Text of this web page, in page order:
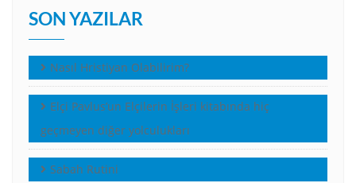
SON YAZILAR
Nasıl Hristiyan Olabilirim?
Elçi Pavlus’un Elçilerin İşleri kitabında hiç
geçmeyen diğer yolculukları
Sabah Rutini